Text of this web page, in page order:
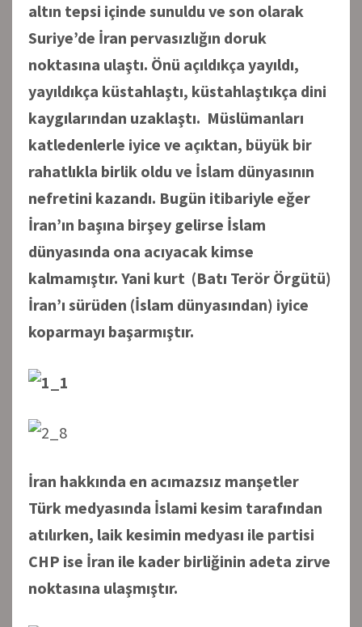
altın tepsi içinde sunuldu ve son olarak
Suriye’de İran pervasızlığın doruk
noktasına ulaştı. Önü açıldıkça yayıldı,
yayıldıkça küstahlaştı, küstahlaştıkça dini
kaygılarından uzaklaştı. Müslümanları
katledenlerle iyice ve açıktan, büyük bir
rahatlıkla birlik oldu ve İslam dünyasının
nefretini kazandı. Bugün itibariyle eğer
İran’ın başına birşey gelirse İslam
dünyasında ona acıyacak kimse
kalmamıştır. Yani kurt (Batı Terör Örgütü)
İran’ı sürüden (İslam dünyasından) iyice
koparmayı başarmıştır.
İran hakkında en acımazsız manşetler
Türk medyasında İslami kesim tarafından
atılırken, laik kesimin medyası ile partisi
CHP ise İran ile kader birliğinin adeta zirve
noktasına ulaşmıştır.